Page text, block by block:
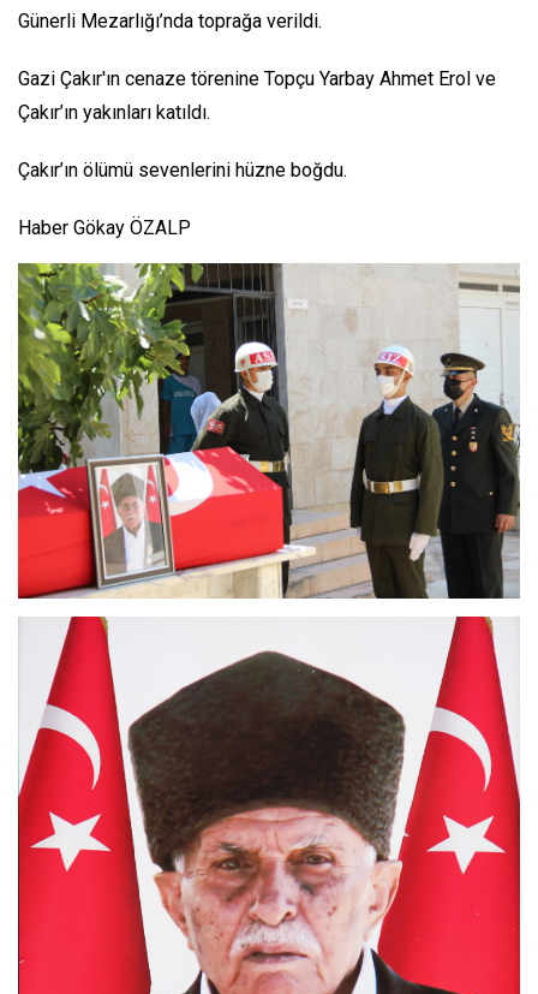
Günerli Mezarlığı’nda toprağa verildi.
Gazi Çakır'ın cenaze törenine Topçu Yarbay Ahmet Erol ve
Çakır’ın yakınları katıldı.
Çakır’ın ölümü sevenlerini hüzne boğdu.
Haber Gökay ÖZALP